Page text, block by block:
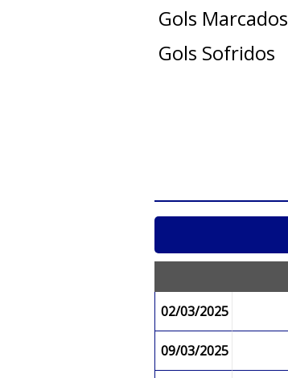
Gols Marcados
Gols Sofridos
02/03/2025
09/03/2025